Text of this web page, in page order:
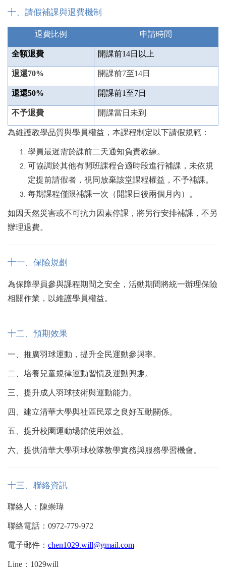
十、請假補課與退費機制
退費比例 申請時間
全額退費 開課前14日以上
退還70% 開課前7至14日
退還50% 開課前1至7日
不予退費 開課當日未到
為維護教學品質與學員權益，本課程制定以下請假規範：
學員最遲需於課前二天通知負責教練。
可協調於其他有開班課程合適時段進行補課，未依規
定提前請假者，視同放棄該堂課程權益，不予補課。
每期課程僅限補課一次（開課日後兩個月內） 。
如因天然災害或不可抗力因素停課，將另行安排補課，不另
辦理退費。
十一、保險規劃
為保障學員參與課程期間之安全，活動期間將統一辦理保險
相關作業，以維護學員權益。
十二、預期效果
一、推廣羽球運動，提升全民運動參與率。
二、培養兒童規律運動習慣及運動興趣。
三、提升成人羽球技術與運動能力。
四、建立清華大學與社區民眾之良好互動關係。
五、提升校園運動場館使用效益。
六、提供清華大學羽球校隊教學實務與服務學習機會。
十三、聯絡資訊
聯絡人：陳崇瑋
聯絡電話：0972-779-972
電子郵件： chen1029.will@gmail.com
Line ：1029will